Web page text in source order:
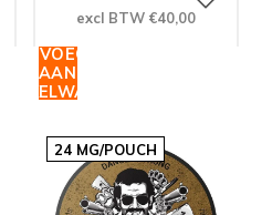
excl BTW €40,00
TOEVOEGEN
AAN
WINKELWAGEN
24 MG/POUCH